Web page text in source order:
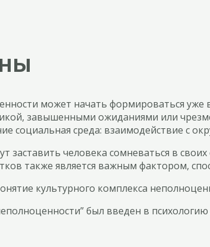
может начать формироваться уже
завышенными ожиданиями или
социальная среда: взаимодействие с
заставить человека сомневаться в
также является важным фактором,
культурного комплекса
был введен в